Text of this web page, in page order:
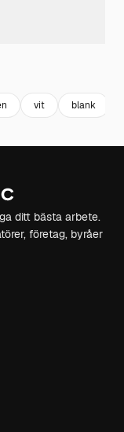
vit blank
ditt bästa arbete.
företag, byråer